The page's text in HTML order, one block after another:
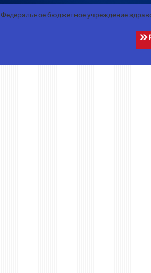
Федеральное бюджетное учреждение